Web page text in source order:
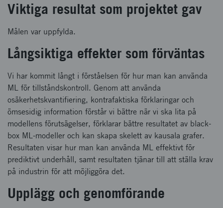
Viktiga resultat som projektet gav
Målen var uppfylda.
Långsiktiga effekter som förväntas
Vi har kommit långt i förståelsen för hur man kan använda
ML för tillståndskontroll. Genom att använda
osäkerhetskvantifiering, kontrafaktiska förklaringar och
ömsesidig information förstår vi bättre när vi ska lita på
modellens förutsägelser, förklarar bättre resultatet av black-
box ML-modeller och kan skapa skelett av kausala grafer.
Resultaten visar hur man kan använda ML effektivt för
prediktivt underhåll, samt resultaten tjänar till att ställa krav
på industrin för att möjliggöra det.
Upplägg och genomförande